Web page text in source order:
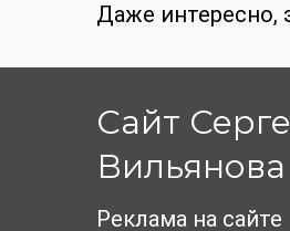
Даже интересно,
Сайт
Вильянова
Реклама на сайте